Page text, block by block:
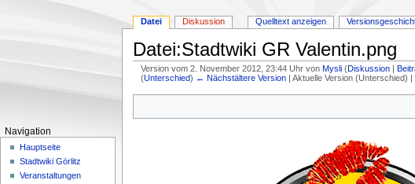
Datei:Stadtwiki GR Valentin.png
Version vom 2. November 2012, 23:44 Uhr vonMysli (Diskussion |
(Unterschied) ← Nächstältere Version | Aktuelle Version (Unterschied)
Datei Diskussion Quelltext anzeigen
Navigation
Hauptseite
Stadtwiki Görlitz
Veranstaltungen